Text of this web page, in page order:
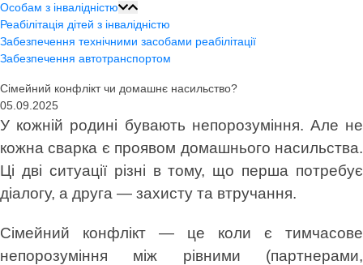
Особам з інвалідністю
Реабілітація дітей з інвалідністю
Забезпечення технічними засобами реабілітації
Забезпечення автотранспортом
Сімейний конфлікт чи домашнє насильство?
05.09.2025
У кожній родині бувають непорозуміння. Але не
кожна сварка є проявом домашнього насильства.
Ці дві ситуації різні в тому, що перша потребує
діалогу, а друга — захисту та втручання.
Сімейний конфлікт — це коли є тимчасове
непорозуміння між рівними (партнерами,